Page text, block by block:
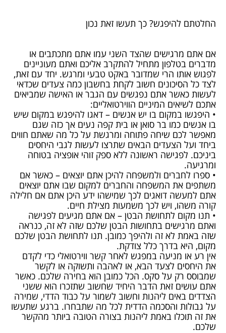
החלטתם להיפגש? כך תעשו זאת נכון
אם אתם מרגישים שהצד השני עמו אתם מתכתבים או
מדברים בטלפון מתחיל להתקרב אליכם ואתם מעוניינים
לפגוש אותו הרי שמדובר באקט טבעי ומרגש. יחד עם זאת,
לצד כל הסיכונים חשוב לקחת בחשבון כמה צעדים שכדאי
לעשות כאשר אתם נפגשים עם הגבר או האישה שמביאים
אתכם לשיאים המיניים הווירטואליים:
• היפגשו במקום בו יש אנשים – דאגו להיפגש במקום שיש
בו אנשים כמו בר סואן או בית קפה נעים אך כזה שגם
מאפשר לכם שיחה פתוחה ומרגשת על כל מה שאתם חווים
ביחד ועל הצעדים הבאים שתרצו לעשות לגבי היחסים
ביניכם. לפגישה ראשונה ללא ספק זוהי אופציה בטוחה
ומרגיעה.
• ספרו לחברים ולמשפחה להיכן אתם יוצאים – כאשר אם
משתפים את המשפחה והחברים למקום שבו אתם יוצאים
אתם למעשה דואגים לכך שמישהו ידע היכן אתם אם חלילה
קורה משהו, ויש לכך משמעות מצילת חיים.
• תנו מקום לתחושת הבטן – אם אתם מגיעים לפגישה
ואתם מרגישים בתחושות הבטן שלכם שזה לא זה, כנראה
שזה באמת לא זה ולהיפך כמובן. תנו לתחושת הבטן שלכם
מקום, היא בדרך כלל צודקת.
אין רע או מניעה במפגש לאחר קשר ווירטואלי כדי לקדם
את היחסים לצעד הבא, או לאהבה ותשוקה או לקשר
שמבוסס רק על סקס. הכל כמובן הוא בחירה שלכם. כאשר
אתם עושים זאת הדבר היחיד שחשוב שתזכרו הוא ששני
הצדדים באים ליהנות וחשוב לשמור על כבוד הדדי, שמירה
על גבולות והסכמה הדדית לכל מה שתבחרו. ברגע שתעשו
את זה תוכלו באמת ליהנות בצורה הטובה ביותר מהקשר
שלכם.